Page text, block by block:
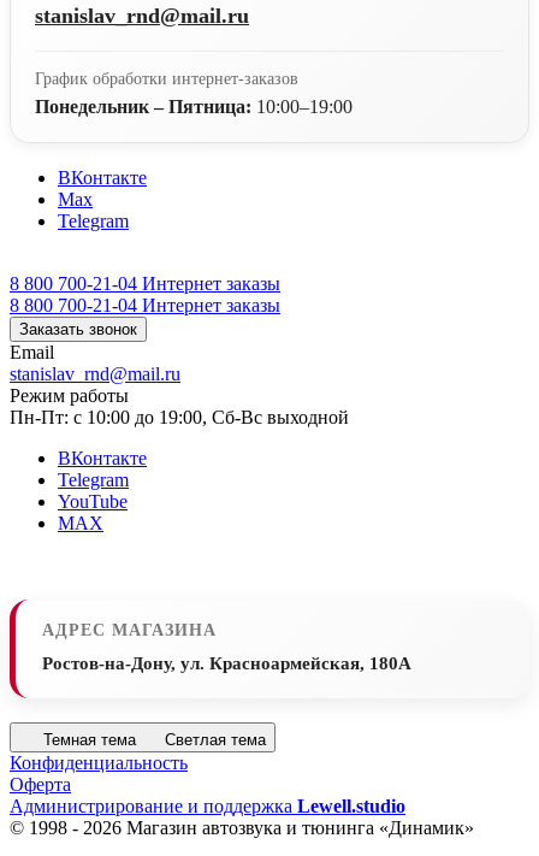
stanislav_rnd@mail.ru
График обработки интернет-заказов
Понедельник – Пятница: 10:00–19:00
ВКонтакте
Max
Telegram
8 800 700-21-04 Интернет заказы
8 800 700-21-04 Интернет заказы
Заказать звонок
Email
stanislav_rnd@mail.ru
Режим работы
Пн-Пт: с 10:00 до 19:00, Сб-Вс выходной
ВКонтакте
Telegram
YouTube
MAX
АДРЕС МАГАЗИНА
Ростов-на-Дону, ул. Красноармейская, 180А
Темная тема Светлая тема
Конфиденциальность
Оферта
Администрирование и поддержка Lewell.studio
© 1998 - 2026 Магазин автозвука и тюнинга «Динамик»